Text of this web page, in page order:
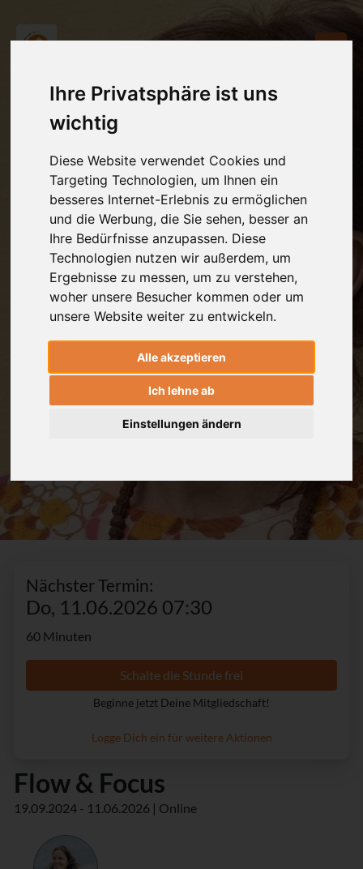
Ihre Privatsphäre ist uns
wichtig
Diese Website verwendet Cookies und
Targeting Technologien, um Ihnen ein
besseres Internet-Erlebnis zu ermöglichen
und die Werbung, die Sie sehen, besser an
Ihre Bedürfnisse anzupassen. Diese
Technologien nutzen wir außerdem, um
Ergebnisse zu messen, um zu verstehen,
woher unsere Besucher kommen oder um
unsere Website weiter zu entwickeln.
Alle akzeptieren
Ich lehne ab
Einstellungen ändern
Nächster Termin:
Do, 11.06.2026 07:30
60 Minuten
Schalte die Stunde frei
Beginne jetzt Deine Mitgliedschaft!
Logge Dich ein für weitere Aktionen
Flow & Focus
19.09.2024 - 11.06.2026 | Online